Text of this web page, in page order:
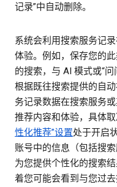
记录”中自动删除。
系统会利用搜索服务记
体验。例如，保存您的
的搜索，与 AI 模式或“
根据既往搜索提供的自
务记录数据在搜索服务
推荐内容和体验，具体
性化推荐”设置处于开启
账号中的信息（包括搜
为您提供个性化的搜索
着您可能会看到与您过